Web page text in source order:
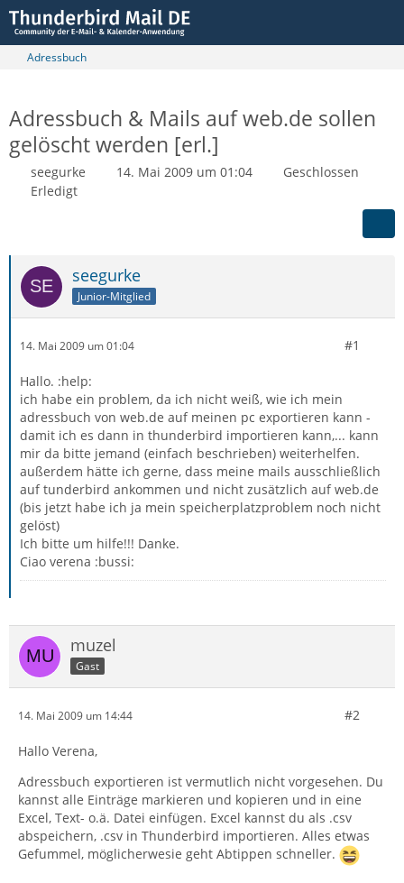
Adressbuch
Adressbuch & Mails auf web.de sollen
gelöscht werden [erl.]
seegurke 14. Mai 2009 um 01:04
Geschlossen
Erledigt
seegurke
Junior-Mitglied
14. Mai 2009 um 01:04 #1
Hallo. :help:
ich habe ein problem, da ich nicht weiß, wie ich mein
adressbuch von web.de auf meinen pc exportieren kann -
damit ich es dann in thunderbird importieren kann,... kann
mir da bitte jemand (einfach beschrieben) weiterhelfen.
außerdem hätte ich gerne, dass meine mails ausschließlich
auf tunderbird ankommen und nicht zusätzlich auf web.de
(bis jetzt habe ich ja mein speicherplatzproblem noch nicht
gelöst)
Ich bitte um hilfe!!! Danke.
Ciao verena :bussi:
muzel
Gast
14. Mai 2009 um 14:44 #2
Hallo Verena,
Adressbuch exportieren ist vermutlich nicht vorgesehen. Du
kannst alle Einträge markieren und kopieren und in eine
Excel, Text- o.ä. Datei einfügen. Excel kannst du als .csv
abspeichern, .csv in Thunderbird importieren. Alles etwas
Gefummel, möglicherwesie geht Abtippen schneller.